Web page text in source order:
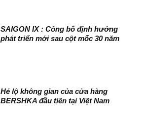
SAIGON IX : Công bố định hướng
phát triển mới sau cột mốc 30 năm
Hé lộ không gian của cửa hàng
BERSHKA đầu tiên tại Việt Nam